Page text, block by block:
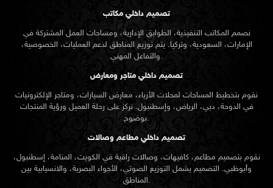
تصميم داخلي مكاتب
نصمم المكاتب التنفيذية، الطوابق الإدارية، ومساحات العمل المشتركة في
الإمارات، السعودية، وتركيا. يتم توزيع المناطق لدعم العمليات، الخصوصية،
والتفاعل المهني.
تصميم داخلي متاجر ومعارض
نقوم بتخطيط المساحات لمحلات الأزياء، معارض السيارات، ومتاجر الإلكترونيات
في الدوحة، دبي، الرياض، وإسطنبول. نركز على رحلة العميل ورؤية المنتجات
بوضوح.
تصميم داخلي مطاعم وصالات
نقوم بتصميم مطاعم، كافيهات، وصالات راقية في الكويت، المنامة، إسطنبول،
وأبوظبي. التصميم يشمل التوزيع الصوتي، الأجواء البصرية، والانسيابية بين
المناطق.